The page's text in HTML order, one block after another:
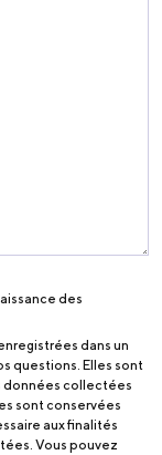
des
dans un
questions. Elles sont
données collectées
sont conservées
aux finalités
Vous pouvez